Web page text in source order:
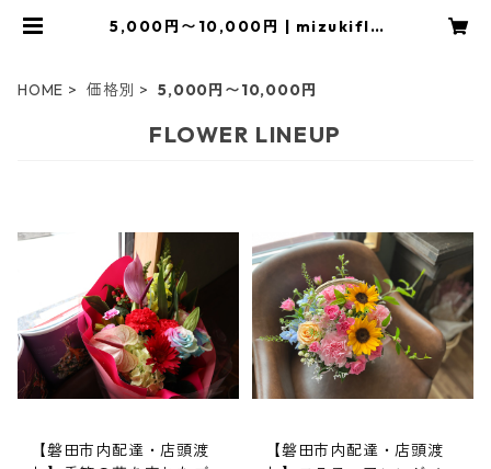
5,000円〜10,000円 | mizukiflo
HOME 価格別 5,000円〜10,000円
FLOWER LINEUP
【磐田市内配達・店頭渡
【磐田市内配達・店頭渡